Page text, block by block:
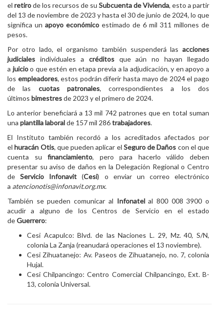
el retirode los recursos de su Subcuenta de Vivienda, esto a partir
del 13 de noviembre de 2023 y hasta el 30 de junio de 2024, lo que
significa un apoyo económico estimado de 6 mil 311 millones de
pesos.
Por otro lado, el organismo también suspenderá las acciones
judiciales individuales a créditosque aún no hayan llegado
a juicioo que estén en etapa previa a la adjudicación, y en apoyo a
los empleadores, estos podrán diferir hasta mayo de 2024 el pago
de las cuotas patronales, correspondientes a los dos
últimos bimestresde 2023 y el primero de 2024.
Lo anterior beneficiará a 13 mil 742 patrones que en total suman
una plantilla laboralde 157 mil 286trabajadores.
El Instituto también recordó a los acreditados afectados por
elhuracán Otis, que pueden aplicar el Seguro de Daños con el que
cuenta sufinanciamiento, pero para hacerlo válido deben
presentar su aviso de daños en la Delegación Regional o Centro
deServicio Infonavit (Cesi) o enviar un correo electrónico
a atencionotis@infonavit.org.mx.
También se pueden comunicar al Infonatelal 800 008 3900 o
acudir a alguno de los Centros de Servicio en el estado
deGuerrero:
Cesi Acapulco: Blvd. de las Naciones L. 29, Mz. 40, S/N,
colonia La Zanja (reanudará operaciones el 13 noviembre).
Cesi Zihuatanejo: Av. Paseos de Zihuatanejo, no. 7, colonia
Hujal.
Cesi Chilpancingo: Centro Comercial Chilpancingo, Ext. B-
13, colonia Universal.